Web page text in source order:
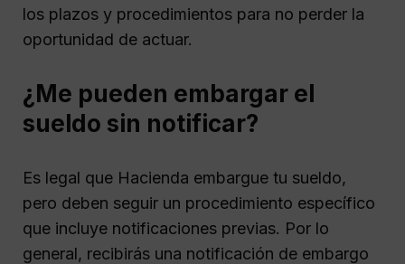
los plazos y procedimientos para no perder la
oportunidad de actuar.
¿Me pueden embargar el
sueldo sin notificar?
Es legal que Hacienda embargue tu sueldo,
pero deben seguir un procedimiento específico
que incluye notificaciones previas. Por lo
general, recibirás una notificación de embargo